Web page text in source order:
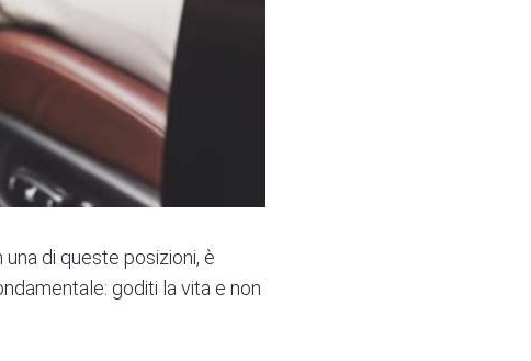
di queste posizioni, è
goditi la vita e non